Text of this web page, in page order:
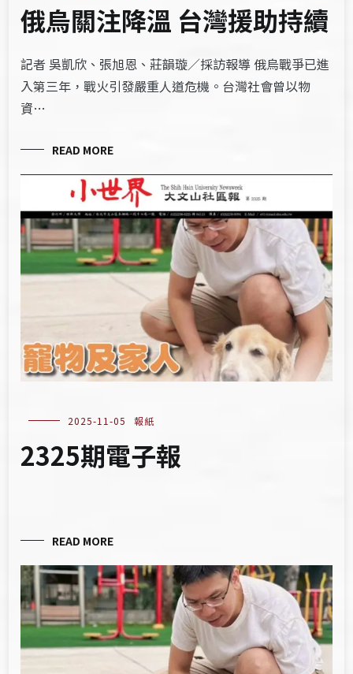
俄烏關注降溫 台灣援助持續
記者 吳凱欣、張旭恩、莊韻璇／採訪報導 俄烏戰爭已進
入第三年，戰火引發嚴重人道危機。台灣社會曾以物
資…
READ MORE
2025-11-05 報紙
2325期電子報
READ MORE